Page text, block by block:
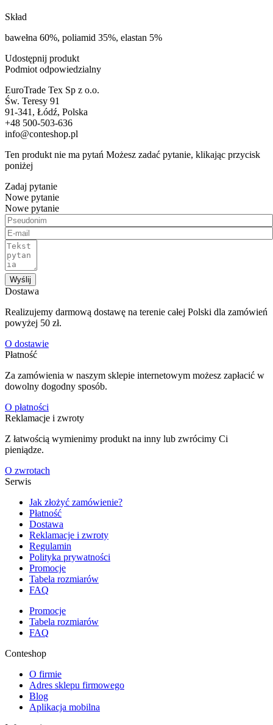
Skład
bawełna 60%, poliamid 35%, elastan 5%
Udostępnij produkt
Podmiot odpowiedzialny
EuroTrade Tex Sp z o.o.
Św. Teresy 91
91-341, Łódź, Polska
+48 500-503-636
info@conteshop.pl
Ten produkt nie ma pytań Możesz zadać pytanie, klikając przycisk
poniżej
Zadaj pytanie
Nowe pytanie
Nowe pytanie
Wyślij
Dostawa
Realizujemy darmową dostawę na terenie całej Polski dla zamówień
powyżej 50 zł.
O dostawie
Płatność
Za zamówienia w naszym sklepie internetowym możesz zapłacić w
dowolny dogodny sposób.
O płatności
Reklamacje i zwroty
Z łatwością wymienimy produkt na inny lub zwrócimy Ci
pieniądze.
O zwrotach
Serwis
Jak złożyć zamówienie?
Płatność
Dostawa
Reklamacje i zwroty
Regulamin
Polityka prywatności
Promocje
Tabela rozmiarów
FAQ
Promocje
Tabela rozmiarów
FAQ
Conteshop
O firmie
Adres sklepu firmowego
Blog
Aplikacja mobilna